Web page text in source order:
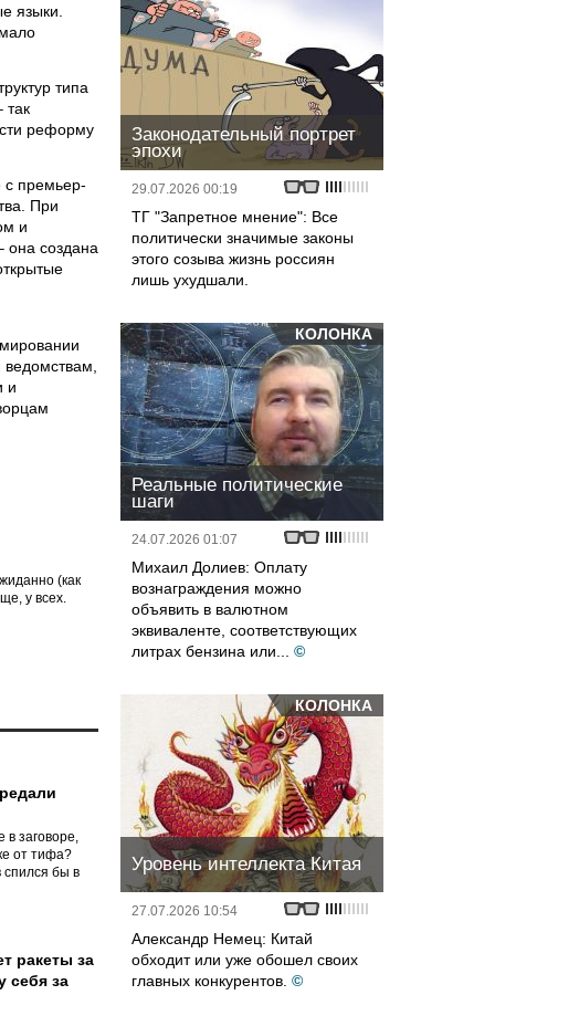
языки.
типа
реформу
с премьер-
При
и
она создана
и
(как
у всех.
заговоре,
от тифа?
спился бы в
ракеты за
себя за
Законодательный портрет
эпохи
29.07.2026 00:19
ТГ "Запретное мнение": Все
политически значимые законы
этого созыва жизнь россиян
лишь ухудшали.
КОЛОНКА
Реальные политические
шаги
24.07.2026 01:07
Михаил Долиев: Оплату
вознаграждения можно
объявить в валютном
эквиваленте, соответствующих
литрах бензина или...
©
КОЛОНКА
Уровень интеллекта Китая
27.07.2026 10:54
Александр Немец: Китай
обходит или уже обошел своих
главных конкурентов. ©